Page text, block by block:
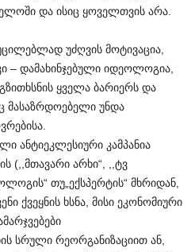
და ისიც ყოველთვის არა
უძღვის მოტივაცია
– დამახინჯებული იდეოლოგია
გზითხსნის ყველა ბარიერს და
მასაზრდოებელი უნდა
ანტიეკლესიური კამპანია
(,, მთავარი არხი“, ,, ტვ
“ თუ ექსპერტის“ მხრიდან
ქვეყნის ხსნა მისი ეკონომიური
სრული რეორგანიზაციით ან